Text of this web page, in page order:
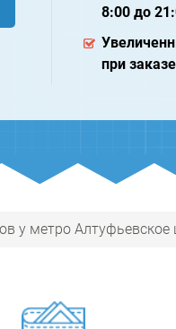
8:00 до
при
у метро Алтуфьевское